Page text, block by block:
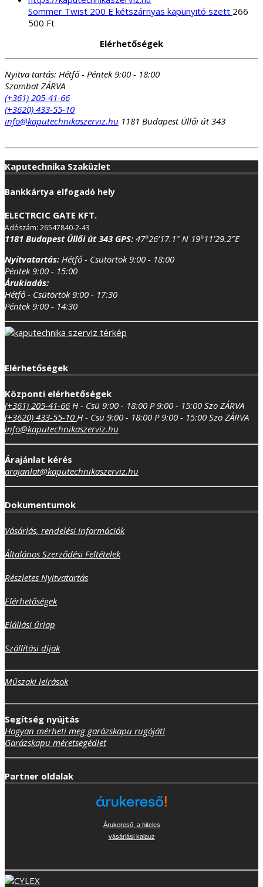
Sommer Twist 200 E kétszárnyas kapunyitó szett 266
500 Ft
Elérhetőségek
Nyitva tartás: Hétfő - Péntek 9:00 - 18:00
Szombat ZÁRVA
(+361) 205-41-66
(+3620) 433-55-10
info@kaputechnikaszerviz.hu 1181 Budapest Üllői út 343
Kaputechnika Szaküzlet
Bankkártya elfogadó hely
ELECTRCIC GATE KFT.
Adószám: 26547840-2-43
1181 Budapest Üllői út 343 GPS: 47°26’17.1″ N 19°11’29.2″E
Nyitvatartás: Hétfő - Csütörtök 9:00 - 18:00
Péntek 9:00 - 15:00
Árukiadás:
Hétfő - Csütörtök 9:00 - 17:30
Péntek 9:00 - 14:30
Elérhetőségek
Központi elérhetőségek
(+361) 205-41-66 H - Csü 9:00 - 18:00 P 9:00 - 15:00 Szo ZÁRVA
(+3620) 433-55-10 H - Csü 9:00 - 18:00 P 9:00 - 15:00 Szo ZÁRVA
info@kaputechnikaszerviz.hu
Árajánlat kérés
arajanlat@kaputechnikaszerviz.hu
Dokumentumok
Vásárlás, rendelési információk
Általános Szerződési Feltételek
Részletes Nyitvatartás
Elérhetőségek
Elállási űrlap
Szállítási díjak
Műszaki leírások
Segítség nyújtás
Hogyan mérheti meg garázskapu rugóját!
Garázskapu méretsegédlet
Partner oldalak
Árukereső, a hiteles
vásárlási kalauz